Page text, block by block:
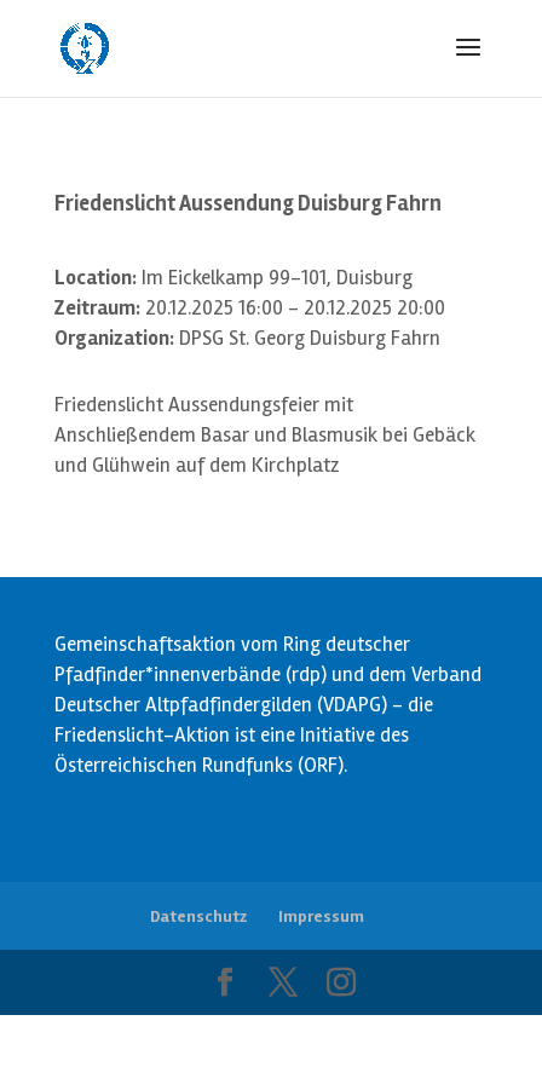
Friedenslicht Aussendung Duisburg Fahrn
Location:Im Eickelkamp 99-101, Duisburg
Zeitraum:20.12.2025 16:00 - 20.12.2025 20:00
Organization:DPSG St. Georg Duisburg Fahrn
Friedenslicht Aussendungsfeier mit
Anschließendem Basar und Blasmusik bei Gebäck
und Glühwein auf dem Kirchplatz
Gemeinschaftsaktion vom Ring deutscher
Pfadfinder*innenverbände (rdp) und dem Verband
Deutscher Altpfadfindergilden (VDAPG) - die
Friedenslicht-Aktion ist eine Initiative des
Österreichischen Rundfunks (ORF).
Datenschutz Impressum